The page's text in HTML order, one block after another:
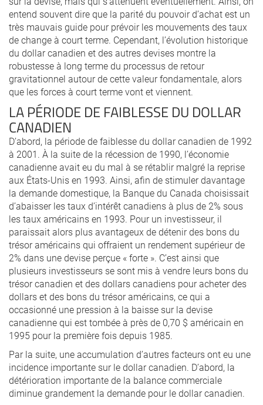
entend souvent dire que la parité du pouvoir d’achat est un
très mauvais guide pour prévoir les mouvements des taux
de change à court terme. Cependant, l’évolution historique
du dollar canadien et des autres devises montre la
robustesse à long terme du processus de retour
gravitationnel autour de cette valeur fondamentale, alors
que les forces à court terme vont et viennent.
LA PÉRIODE DE FAIBLESSE DU DOLLAR
CANADIEN
D’abord, la période de faiblesse du dollar canadien de 1992
à 2001. À la suite de la récession de 1990, l’économie
canadienne avait eu du mal à se rétablir malgré la reprise
aux États-Unis en 1993. Ainsi, afin de stimuler davantage
la demande domestique, la Banque du Canada choisissait
d’abaisser les taux d’intérêt canadiens à plus de 2% sous
les taux américains en 1993. Pour un investisseur, il
paraissait alors plus avantageux de détenir des bons du
trésor américains qui offraient un rendement supérieur de
2% dans une devise perçue « forte ». C’est ainsi que
plusieurs investisseurs se sont mis à vendre leurs bons du
trésor canadien et des dollars canadiens pour acheter des
dollars et des bons du trésor américains, ce qui a
occasionné une pression à la baisse sur la devise
canadienne qui est tombée à près de 0,70 $ américain en
1995 pour la première fois depuis 1985.
Par la suite, une accumulation d’autres facteurs ont eu une
incidence importante sur le dollar canadien. D’abord, la
détérioration importante de la balance commerciale
diminue grandement la demande pour le dollar canadien.